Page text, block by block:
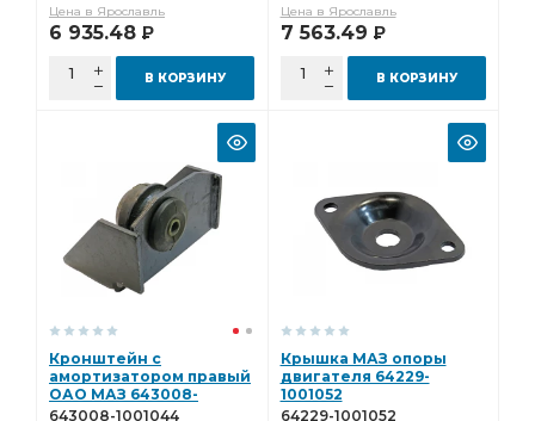
Цена в Ярославль
6 935.48 Р
В КОРЗИНУ
Цена в Ярославль
7 563.49 Р
В КОРЗИНУ
Кронштейн с
амортизатором правый
ОАО МАЗ 643008-
1001044
643008-1001044
Крышка МАЗ опоры
двигателя 64229-
1001052
64229-1001052